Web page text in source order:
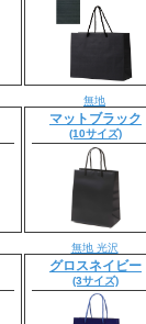
無地
マットブラック
(10サイズ)
無地 光沢
グロスネイビー
(3サイズ)